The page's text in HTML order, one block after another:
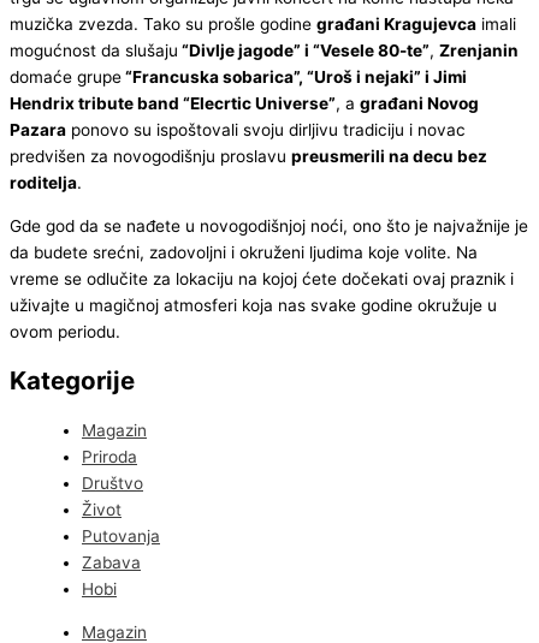
muzička zvezda. Tako su prošle godine građani Kragujevca imali
mogućnost da slušaju “Divlje jagode” i “Vesele 80-te”, Zrenjanin
domaće grupe“Francuska sobarica”, “Uroš i nejaki” i Jimi
Hendrix tribute band “Elecrtic Universe”, a građani Novog
Pazara ponovo su ispoštovali svoju dirljivu tradiciju i novac
predvišen za novogodišnju proslavu preusmerili na decu bez
roditelja.
Gde god da se nađete u novogodišnjoj noći, ono što je najvažnije je
da budete srećni, zadovoljni i okruženi ljudima koje volite. Na
vreme se odlučite za lokaciju na kojoj ćete dočekati ovaj praznik i
uživajte u magičnoj atmosferi koja nas svake godine okružuje u
ovom periodu.
Kategorije
Magazin
Priroda
Društvo
Život
Putovanja
Zabava
Hobi
Magazin